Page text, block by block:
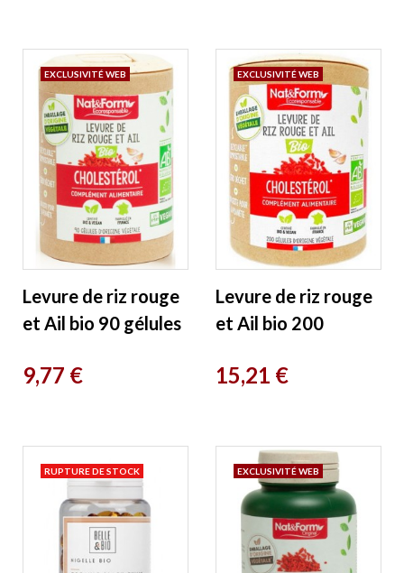
Levure de riz rouge
et Ail bio 90 gélules
Prix
9,77 €
EXCLUSIVITÉ WEB
Levure de riz rouge
et Ail bio 200
Prix
15,21 €
EXCLUSIVITÉ WEB
RUPTURE DE STOCK EXCLUSIVITÉ WEB